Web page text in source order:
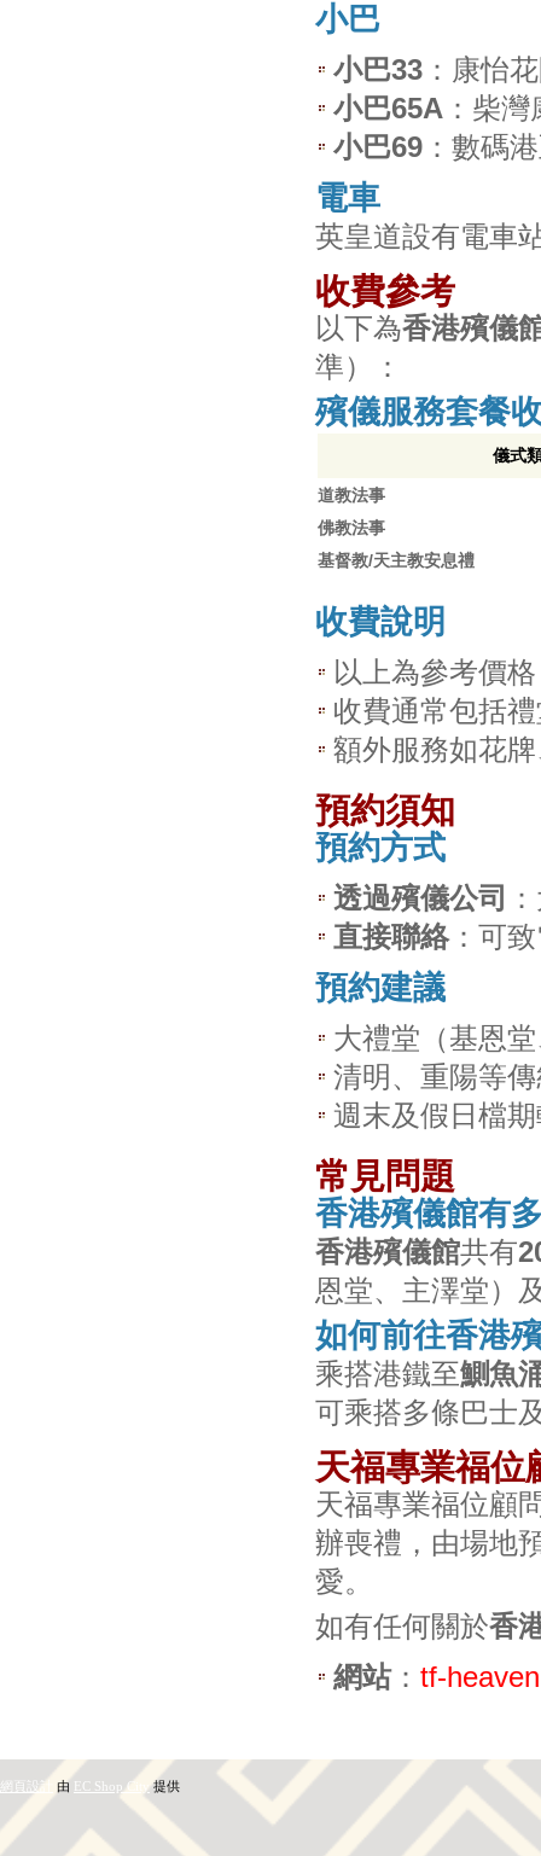
小巴
小巴33 ：康怡
小巴65A ：柴
小巴69 ：數碼
電車
英皇道設有電車
收費參考
以下為香港殯儀
準）：
殯儀服務套餐
儀式
道教法事
佛教法事
基督教/天主教安息禮
收費說明
以上為參考價
收費通常包括
額外服務如花
預約須知
預約方式
透過殯儀公司
直接聯絡：可
預約建議
大禮堂（基恩
清明、重陽等
週末及假日檔
常見問題
香港殯儀館有
香港殯儀館共有
恩堂、主澤堂）
如何前往香港
乘搭港鐵至鰂魚
可乘搭多條巴士
天福專業福位
天福專業福位顧
辦喪禮，由場地
愛。
如有任何關於香
網站： tf-
網頁設計 由 EC Shop City 提供